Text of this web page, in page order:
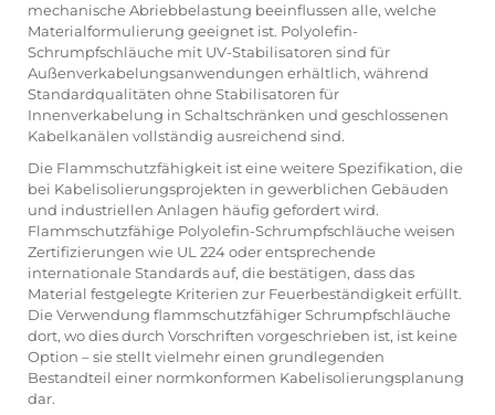
mechanische Abriebbelastung beeinflussen alle, welche
Materialformulierung geeignet ist. Polyolefin-
Schrumpfschläuche mit UV-Stabilisatoren sind für
Außenverkabelungsanwendungen erhältlich, während
Standardqualitäten ohne Stabilisatoren für
Innenverkabelung in Schaltschränken und geschlossenen
Kabelkanälen vollständig ausreichend sind.
Die Flammschutzfähigkeit ist eine weitere Spezifikation, die
bei Kabelisolierungsprojekten in gewerblichen Gebäuden
und industriellen Anlagen häufig gefordert wird.
Flammschutzfähige Polyolefin-Schrumpfschläuche weisen
Zertifizierungen wie UL 224 oder entsprechende
internationale Standards auf, die bestätigen, dass das
Material festgelegte Kriterien zur Feuerbeständigkeit erfüllt.
Die Verwendung flammschutzfähiger Schrumpfschläuche
dort, wo dies durch Vorschriften vorgeschrieben ist, ist keine
Option – sie stellt vielmehr einen grundlegenden
Bestandteil einer normkonformen Kabelisolierungsplanung
dar.